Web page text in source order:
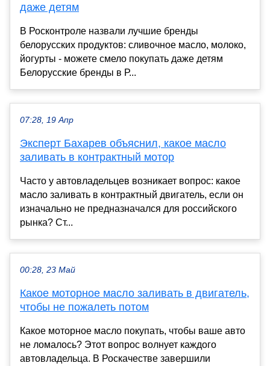
даже детям
В Росконтроле назвали лучшие бренды
белорусских продуктов: сливочное масло, молоко,
йогурты - можете смело покупать даже детям
Белорусские бренды в Р...
07:28, 19 Апр
Эксперт Бахарев объяснил, какое масло
заливать в контрактный мотор
Часто у автовладельцев возникает вопрос: какое
масло заливать в контрактный двигатель, если он
изначально не предназначался для российского
рынка? Ст...
00:28, 23 Май
Какое моторное масло заливать в двигатель,
чтобы не пожалеть потом
Какое моторное масло покупать, чтобы ваше авто
не ломалось? Этот вопрос волнует каждого
автовладельца. В Роскачестве завершили